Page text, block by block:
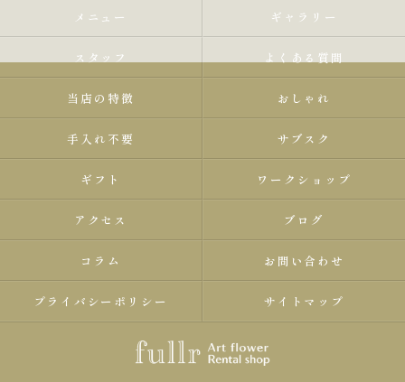
メニュー ギャラリー
スタッフ よくある質問
当店の特徴 おしゃれ
手入れ不要 サブスク
ギフト ワークショップ
アクセス ブログ
コラム お問い合わせ
プライバシーポリシー サイトマップ